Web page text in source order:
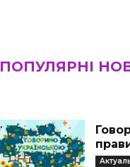
ПОПУЛЯРНІ